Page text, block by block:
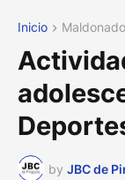
Inicio Maldonado
by JBC de